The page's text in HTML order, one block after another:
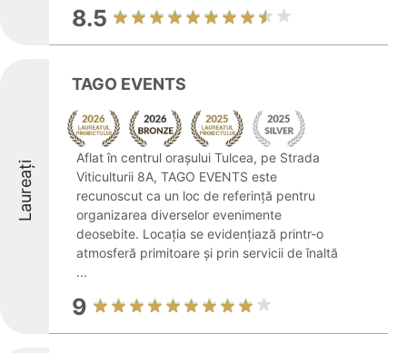
8.5
Laureați
TAGO EVENTS
Aflat în centrul orașului Tulcea, pe Strada
Viticulturii 8A, TAGO EVENTS este
recunoscut ca un loc de referință pentru
organizarea diverselor evenimente
deosebite. Locația se evidențiază printr-o
atmosferă primitoare și prin servicii de înaltă
...
9